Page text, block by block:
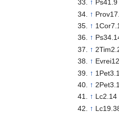
↑ Ps41.9
↑
↑
↑
↑
↑
↑
↑
↑ Lc2.14
↑